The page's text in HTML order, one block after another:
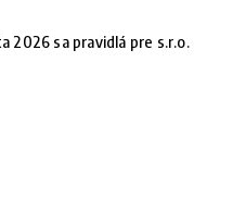
2026 sa pravidlá pre s.r.o.